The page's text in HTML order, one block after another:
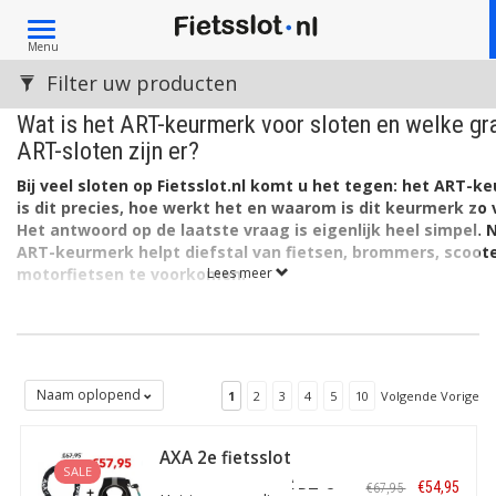
Toggle
navigation
Menu
Wat is het ART-keurmerk voor sloten en welke
ART-sloten zijn er?
Bij veel sloten op Fietsslot.nl komt u het tegen: het ART-
is dit precies, hoe werkt het en waarom is dit keurmerk zo
Het antwoord op de laatste vraag is eigenlijk heel simpel.
ART-keurmerk helpt diefstal van fietsen, brommers,
motorfietsen te voorkomen.
voldoet aan een aantal belangrijke voorwaarden. De
BOVAG en SKG-IKOB een belangrijke rol.
Voor elk slot is er een laboratoriumtest én een zogenaamde
laboratorium komt de treksterkte aan bod, evenals een test die
Lees meer
Filter uw producten
Naam oplopend 1 2 3 4 5 10 Volgende Vorige
SALE
AXA 2e fietsslot
aanbieding: AXA
€67,95 €54,95